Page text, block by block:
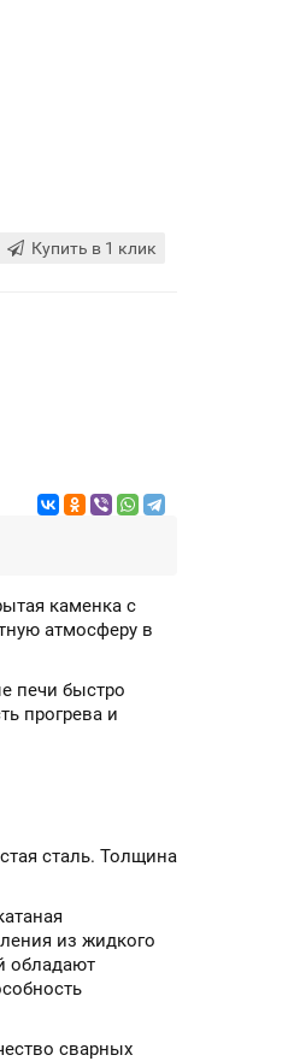
Купить в 1 клик
каменка с
атмосферу в
печи быстро
прогрева и
сталь. Толщина
из жидкого
обладают
сварных